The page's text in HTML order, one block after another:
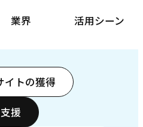
業界 活用シーン
イトの獲得
援